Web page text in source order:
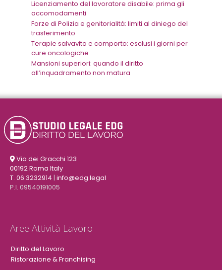
Licenziamento del lavoratore disabile: prima gli
accomodamenti
Forze di Polizia e genitorialità: limiti al diniego del
trasferimento
Terapie salvavita e comporto: esclusi i giorni per
cure oncologiche
Mansioni superiori: quando il diritto
all’inquadramento non matura
Via dei Gracchi 123
00192 Roma Italy
T. 06.3232914 | info@edg.legal
P.I. 09540191005
Aree Attività Lavoro
Diritto del Lavoro
Ristorazione & Franchising